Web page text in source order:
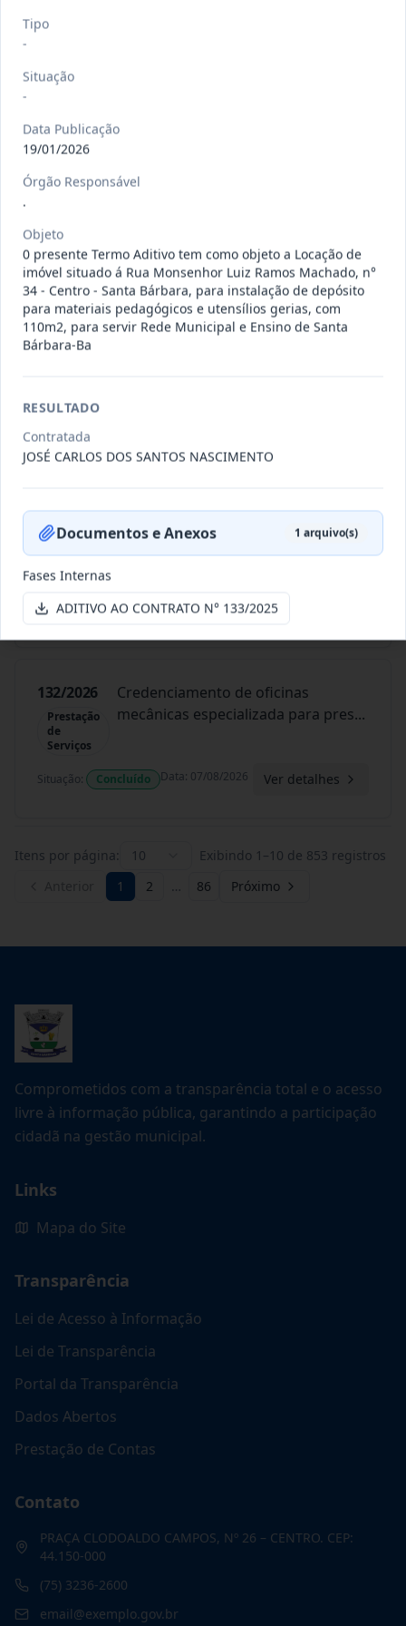
120/2026
135/2026
Serviços
Credenciamento de oficinas
Situação: Concluído Data:07/08/2026 Ver detalhes
133/2026
Serviços
Situação:
134/2026
Prestação
de
Serviços
mecânicas especializada para pres...
Situação: Concluído Data:07/08/2026 Ver detalhes
132/2026
Prestação
de
Serviços
Credenciamento de oficinas
mecânicas especializada para pres...
Situação: Concluído Data: 07/08/2026 Ver detalhes
Itens por página: 10 Exibindo 1 –10 de 853 registros
1 2 … 86 Próximo
Comprometidos com a transparência total e o acesso
livre à informação pública, garantindo a participação
cidadã na gestão municipal.
Links
Mapa do Site
Transparência
Lei de Acesso à Informação
Lei de Transparência
Portal da Transparência
Dados Abertos
Prestação de Contas
Contato
PRAÇA CLODOALDO CAMPOS, Nº 26 – CENTRO. CEP:
44.150-000
(75) 3236-2600
email@exemplo.gov.br
Tipo
-
Situação
-
Data Publicação
19/01/2026
Órgão Responsável
.
Objeto
0 presente Termo Aditivo tem como objeto a Locação de
imóvel situado á Rua Monsenhor Luiz Ramos Machado, n°
34 - Centro - Santa Bárbara, para instalação de depósito
para materiais pedagógicos e utensílios gerias, com
110m2, para servir Rede Municipal e Ensino de Santa
Bárbara-Ba
RESULTADO
Contratada
JOSÉ CARLOS DOS SANTOS NASCIMENTO
Documentos e Anexos 1 arquivo(s)
Fases Internas
ADITIVO AO CONTRATO N° 133/2025